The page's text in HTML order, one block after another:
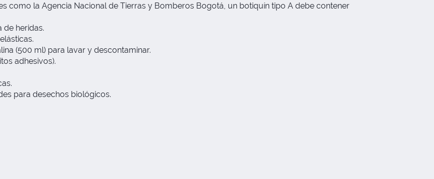
como la Agencia Nacional de Tierras y Bomberos Bogotá, un botiquín tipo A debe contener
de heridas.
(500 ml) para lavar y descontaminar.
adhesivos).
para desechos biológicos.